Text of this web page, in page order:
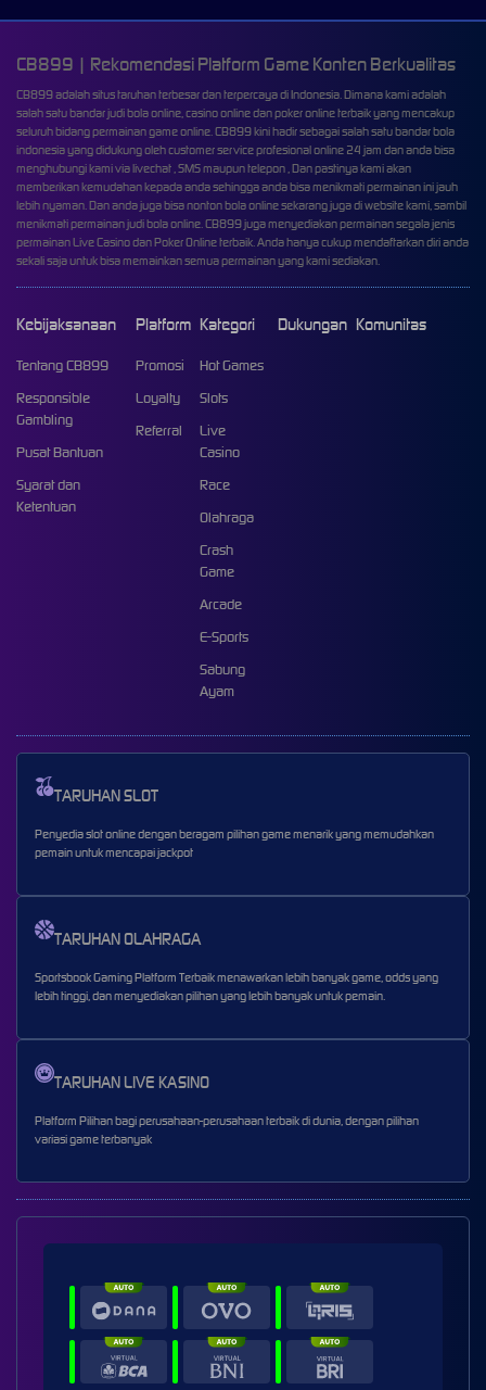
CB899 | Rekomendasi Platform Game Konten Berkualitas
CB899 adalah situs taruhan terbesar dan terpercaya di Indonesia. Dimana kami adalah
salah satu bandar judi bola online, casino online dan poker online terbaik yang mencakup
seluruh bidang permainan game online. CB899 kini hadir sebagai salah satu bandar bola
indonesia yang didukung oleh customer service profesional online 24 jam dan anda bisa
menghubungi kami via livechat , SMS maupun telepon , Dan pastinya kami akan
memberikan kemudahan kepada anda sehingga anda bisa menikmati permainan ini jauh
lebih nyaman. Dan anda juga bisa nonton bola online sekarang juga di website kami, sambil
menikmati permainan judi bola online. CB899 juga menyediakan permainan segala jenis
permainan Live Casino dan Poker Online terbaik. Anda hanya cukup mendaftarkan diri anda
sekali saja untuk bisa memainkan semua permainan yang kami sediakan.
Kebijaksanaan
Tentang CB899
Responsible
Gambling
Pusat Bantuan
Syarat dan
Ketentuan
Platform
Promosi
Loyalty
Referral
Kategori
Hot Games
Slots
Live
Casino
Race
Olahraga
Crash
Game
Arcade
E-Sports
Sabung
Ayam
Dukungan Komunitas
TARUHAN SLOT
Penyedia slot online dengan beragam pilihan game menarik yang memudahkan
pemain untuk mencapai jackpot
TARUHAN OLAHRAGA
Sportsbook Gaming Platform Terbaik menawarkan lebih banyak game, odds yang
lebih tinggi, dan menyediakan pilihan yang lebih banyak untuk pemain.
TARUHAN LIVE KASINO
Platform Pilihan bagi perusahaan-perusahaan terbaik di dunia, dengan pilihan
variasi game terbanyak